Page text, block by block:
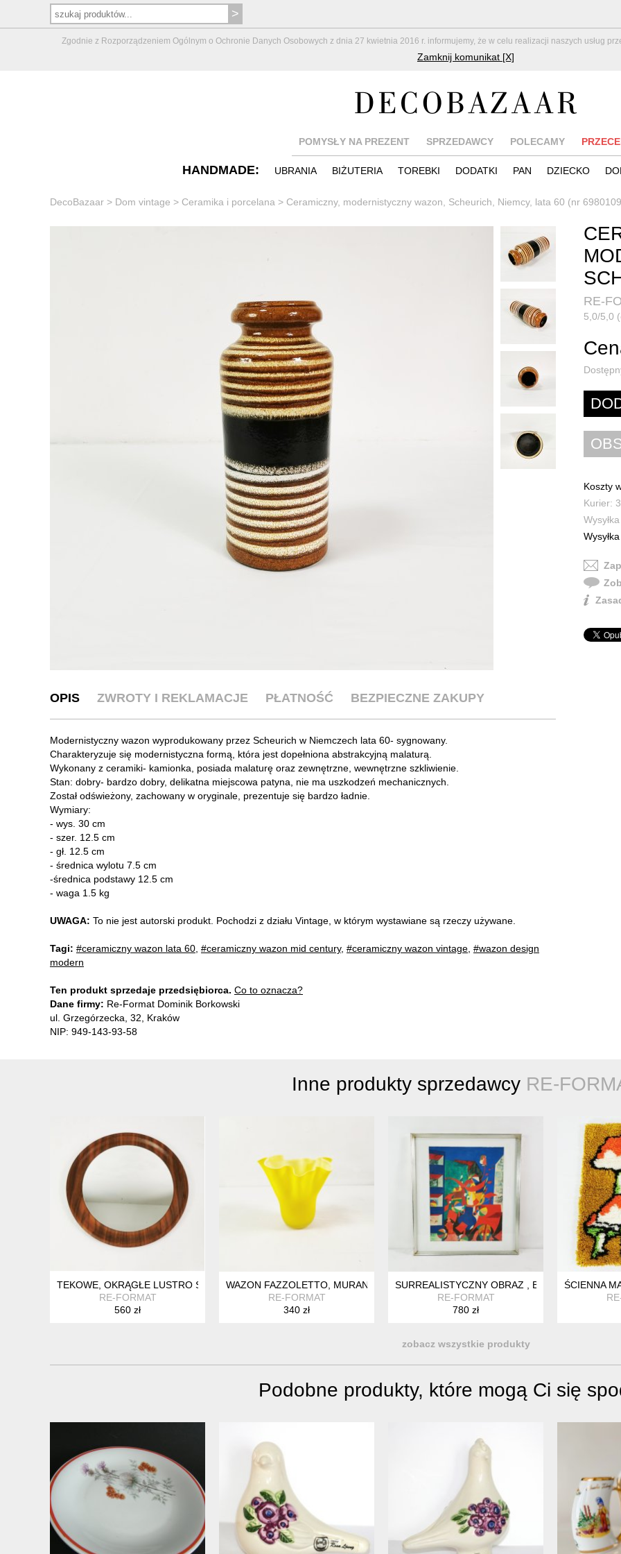
Zgodnie z Rozporządzeniem Ogólnym o Ochronie Danych Osobowych z dnia 27 kwietnia 2016 r. informujemy, że w celu realizacji naszych usług
Zamknij komunikat [X]
POMYSŁY NA PREZENT SPRZEDAWCY POLECAMY
HANDMADE: UBRANIA BIŻUTERIA TOREBKI DODATKI PAN DZIECKO
DecoBazaar > Dom vintage > Ceramika i porcelana > Ceramiczny, modernistyczny wazon, Scheurich, Niemcy, lata 60 (nr
RE-
5,0/5,0
Koszty
Kurier:
OPIS ZWROTY I REKLAMACJE PŁATNOŚĆ BEZPIECZNE ZAKUPY
Modernistyczny wazon wyprodukowany przez Scheurich w Niemczech lata 60- sygnowany.
Charakteryzuje się modernistyczna formą, która jest dopełniona abstrakcyjną malaturą.
Wykonany z ceramiki- kamionka, posiada malaturę oraz zewnętrzne, wewnętrzne szkliwienie.
Stan: dobry- bardzo dobry, delikatna miejscowa patyna, nie ma uszkodzeń mechanicznych.
Został odświeżony, zachowany w oryginale, prezentuje się bardzo ładnie.
Wymiary:
- wys. 30 cm
- szer. 12.5 cm
- gł. 12.5 cm
- średnica wylotu 7.5 cm
-średnica podstawy 12.5 cm
- waga 1.5 kg
UWAGA: To nie jest autorski produkt. Pochodzi z działu Vintage, w którym wystawiane są rzeczy używane.
Tagi: #ceramiczny wazon lata 60 #ceramiczny wazon mid century, #ceramiczny wazon vintage #wazon design
modern
Ten produkt sprzedaje przedsiębiorca. Co to oznacza?
Dane firmy: Re-Format Dominik Borkowski
ul. Grzegórzecka, 32, Kraków
NIP: 949-143-93-58
Inne produkty sprzedawcy RE-
TEKOWE, OKRĄGŁE LUSTRO ŚCIENNE MID CENTURY, DANIA, LATA 60
RE-FORMAT
560 zł
WAZON FAZZOLETTO, MURANO GLASS, WŁOCHY LATA 70.
RE-FORMAT
340 zł
SURREALISTYCZNY OBRAZ , BENT KARL
RE-FORMAT
780 zł
ŚCIENNA
zobacz wszystkie produkty
Podobne produkty, które mogą Ci się